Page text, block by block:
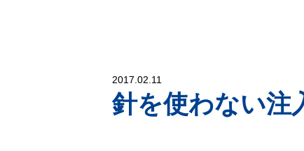
2017.02.11
針を使わない注